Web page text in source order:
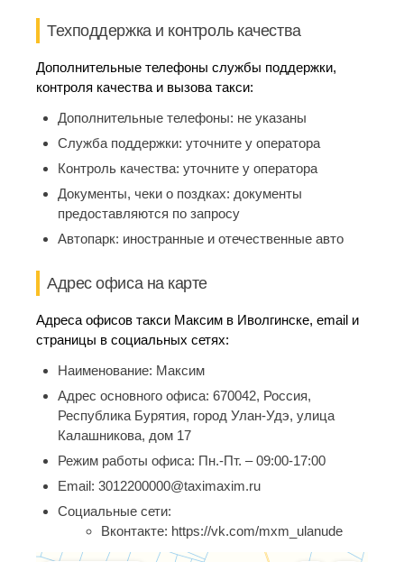
Техподдержка и контроль качества
Дополнительные телефоны службы поддержки,
контроля качества и вызова такси:
Дополнительные телефоны: не указаны
Служба поддержки: уточните у оператора
Контроль качества: уточните у оператора
Документы, чеки о поздках: документы
предоставляются по запросу
Автопарк: иностранные и отечественные авто
Адрес офиса на карте
Адреса офисов такси Максим в Иволгинске, email и
страницы в социальных сетях:
Наименование: Максим
Адрес основного офиса: 670042, Россия,
Республика Бурятия, город Улан-Удэ, улица
Калашникова, дом 17
Режим работы офиса: Пн.-Пт. – 09:00-17:00
Email: 3012200000@taximaxim.ru
Социальные сети:
Вконтакте: https://vk.com/mxm_ulanude